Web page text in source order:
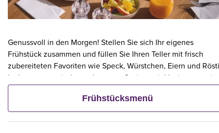
Genussvoll in den Morgen! Stellen Sie sich Ihr eigenes
Frühstück zusammen und füllen Sie Ihren Teller mit frisch
zubereiteten Favoriten wie Speck, Würstchen, Eiern und
leckere vegetarische und vegane Optionen inklusive – sowie
kontinentalen Köstlichkeiten wie Obst, Müsli und frischem
Gebäck. Und wenn ein Erwachsener ein Premier Inn-
bestellt, frühstücken bis zu zwei Kinder kostenlos mit.**
Frühstücksmenü